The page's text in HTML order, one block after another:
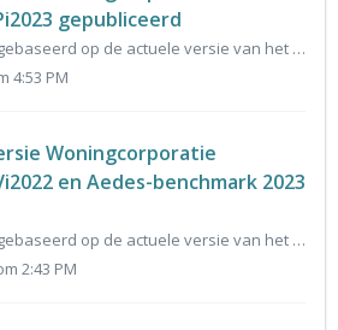
gepubliceerd
De taxonomie is gebaseerd op de actuele versie van het gegevensmodel dPi2023 en vormt de basis voor het invoerportaal voor dPi2023. De reacties op de alfa v...
4:53 PM
Woningcorporatie
en Aedes-benchmark 2023
De taxonomie is gebaseerd op de actuele versie van het gegevensmodel dVi 2022 en vormt de basis voor het invoerportaal voor dVi 2022 en Aedes-benchmark 2023...
2:43 PM